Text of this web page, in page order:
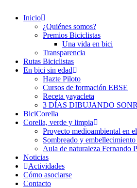
Inicio
¿Quiénes somos?
Premios Biciclistas
Una vida en bici
Transparencia
Rutas Biciclistas
En bici sin edad
Hazte Piloto
Cursos de formación EBSE
Receta yayacleta
3 DÍAS DIBUJANDO
BiciCorella
Corella, verde y limpia
Proyecto medioambiental en
Sombreado y
Aula de naturaleza Fernando
Noticias
Actividades
Cómo asociarse
Contacto